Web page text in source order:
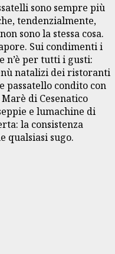
sono sempre più
tendenzialmente,
sono la stessa cosa.
Sui condimenti i
n’è per tutti i gusti:
natalizi dei ristoranti
passatello condito con
di Cesenatico
e lumachine di
la consistenza
qualsiasi sugo.